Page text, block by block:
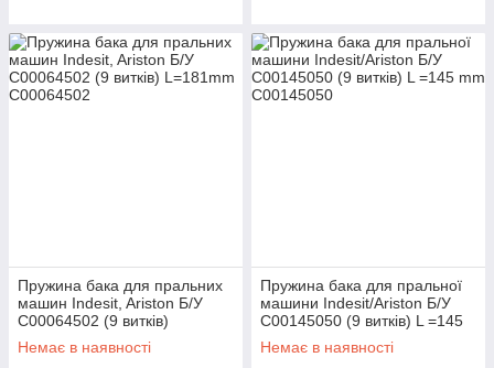
Пружина бака для пральних
машин Indesit, Ariston Б/У
C00064502 (9 витків)
L=181mm
Немає в наявності
Пружина бака для пральної
машини Indesit/Ariston Б/У
C00145050 (9 витків) L =145
mm
Немає в наявності